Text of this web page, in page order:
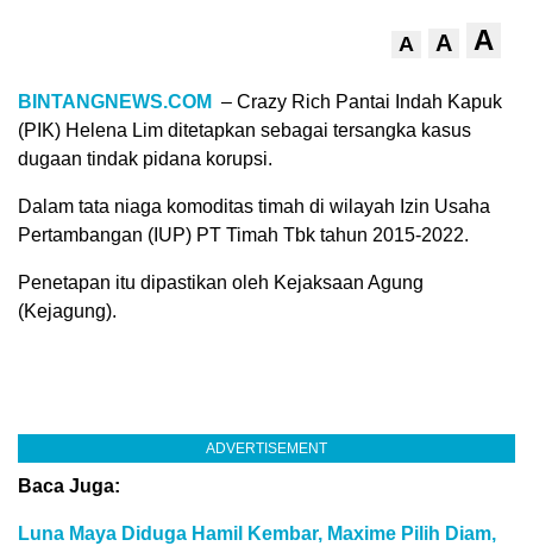
A A A
BINTANGNEWS.COM – Crazy Rich Pantai Indah Kapuk
(PIK) Helena Lim ditetapkan sebagai tersangka kasus
dugaan tindak pidana korupsi.
Dalam tata niaga komoditas timah di wilayah Izin Usaha
Pertambangan (IUP) PT Timah Tbk tahun 2015-2022.
Penetapan itu dipastikan oleh Kejaksaan Agung
(Kejagung).
ADVERTISEMENT
Baca Juga:
Luna Maya Diduga Hamil Kembar, Maxime Pilih Diam,